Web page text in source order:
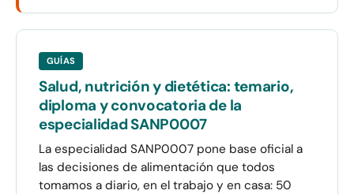
GUÍAS
Salud, nutrición y dietética: temario,
diploma y convocatoria de la
especialidad SANP0007
La especialidad SANP0007 pone base oficial a
las decisiones de alimentación que todos
tomamos a diario, en el trabajo y en casa: 50